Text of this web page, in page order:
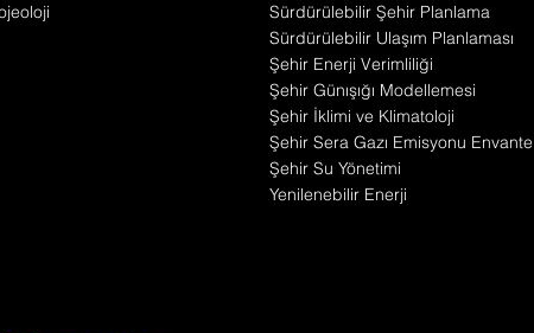
Sürdürülebilir Şehir Planlama
Sürdürülebilir Ulaşım Planlaması
Şehir Enerji Verimliliği
Şehir Günışığı Modellemesi
Şehir İklimi ve Klimatoloji
Şehir Sera Gazı Emisyonu
Şehir Su Yönetimi
Yenilenebilir Enerji